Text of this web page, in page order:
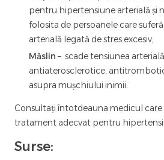
pentru hipertensiune arterială și
folosita de persoanele care
arterială legată de stres excesiv;
Măslin – scade tensiunea
antiaterosclerotice,
asupra mușchiului inimii.
Consultați întotdeauna medicul care
tratament adecvat pentru
Surse: